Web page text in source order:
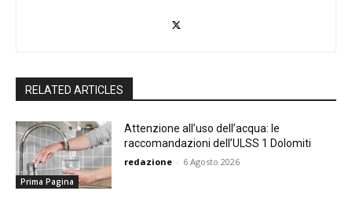
RELATED ARTICLES
Prima Pagina
Attenzione all’uso dell’acqua: le
raccomandazioni dell’ULSS 1 Dolomiti
redazione - 6 Agosto 2026